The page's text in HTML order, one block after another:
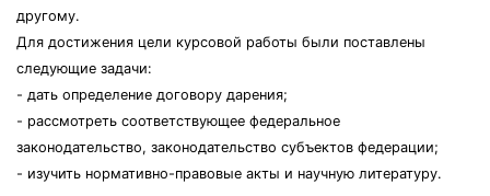
другому.
Для достижения цели курсовой работы были поставлены
следующие задачи:
- дать определение договору дарения;
- рассмотреть соответствующее федеральное
законодательство, законодательство субъектов федерации;
- изучить нормативно-правовые акты и научную литературу.